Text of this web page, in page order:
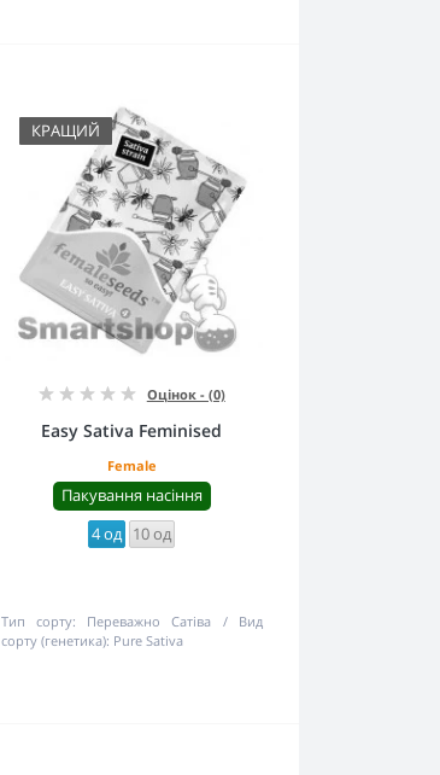
КРАЩИЙ
Оцінок - (0)
Easy Sativa Feminised
Female
Пакування насіння
4 од 10 од
Тип сорту: Переважно Сатіва
Вид
сорту (генетика): Pure Sativa